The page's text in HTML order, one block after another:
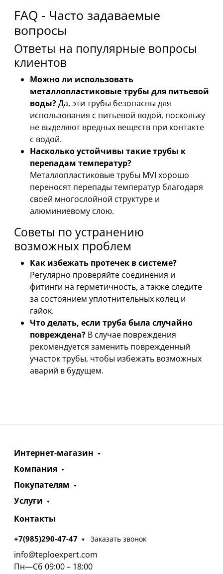
FAQ - Часто задаваемые
вопросы
Ответы на популярные вопросы
клиентов
Можно ли использовать
металлопластиковые трубы для питьевой
воды?Да, эти трубы безопасны для
использования с питьевой водой, поскольку
не выделяют вредных веществ при контакте
с водой.
Насколько устойчивы такие трубы к
перепадам температур?
Металлопластиковые трубы MVI хорошо
переносят перепады температур благодаря
своей многослойной структуре и
алюминиевому слою.
Советы по устранению
возможных проблем
Как избежать протечек в системе?
Регулярно проверяйте соединения и
фитинги на герметичность, а также следите
за состоянием уплотнительных колец и
гайок.
Что делать, если труба была случайно
повреждена? В случае повреждения
рекомендуется заменить поврежденный
участок трубы, чтобы избежать возможных
аварий в будущем.
Интернет-магазин
Компания
Покупателям
Услуги
Контакты
+7(985)290-47-47 Заказать звонок
info@teploexpert.com
Пн—Сб 09:00 – 18:00